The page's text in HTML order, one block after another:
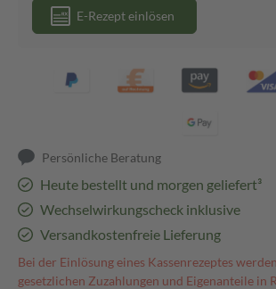
E-Rezept einlösen
Persönliche Beratung
Heute bestellt und morgen geliefert³
Wechselwirkungscheck inklusive
Versandkostenfreie Lieferung
Bei der Einlösung eines Kassenrezeptes
gesetzlichen Zuzahlungen und Eigenanteile in